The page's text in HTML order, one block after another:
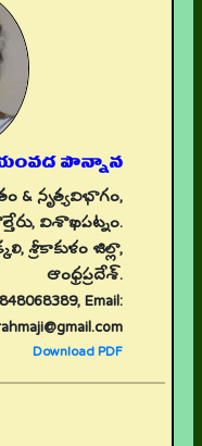
పొన్నాన
& నృత్యవిభాగం,
విశాఖపట్నం.
శ్రీకాకుళం జిల్లా,
ఆంధ్రప్రదేశ్.
Email:
Download PDF